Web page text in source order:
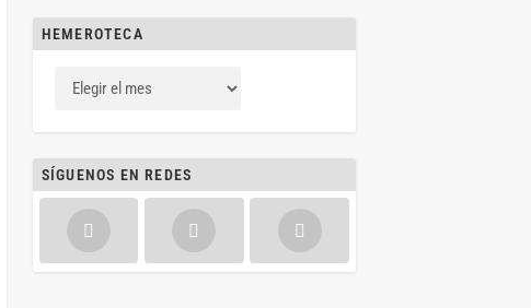
HEMEROTECA
SÍGUENOS EN REDES